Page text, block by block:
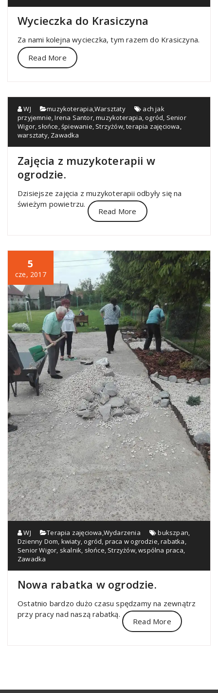
Wycieczka do Krasiczyna
Za nami kolejna wycieczka, tym razem do Krasiczyna.
Read More
WJ muzykoterapia ,Warsztaty
ach jak
przyjemnie ,Irena Santor,muzykoterapia ,ogród Senior
Wigor słońce ,śpiewanie Strzyżów,terapia zajęciowa
warsztaty, Zawadka
Zajęcia z muzykoterapii w
ogrodzie.
Dzisiejsze zajęcia z muzykoterapii odbyły się na
świeżym powietrzu.
Read More
5
cze, 2017
WJ Terapia zajęciowa,Wydarzenia bukszpan,
Dzienny Dom, kwiaty,ogród, praca w ogrodzie,rabatka,
Senior Wigor, skalnik, słońce, Strzyżów,wspólna praca,
Zawadka
Nowa rabatka w ogrodzie.
Ostatnio bardzo dużo czasu spędzamy na zewnątrz
przy pracy nad naszą rabatką.
Read More